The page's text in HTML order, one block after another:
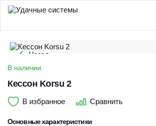
Назад
В наличии
Кессон Korsu 2
В избранное Сравнить
Основные характеристики